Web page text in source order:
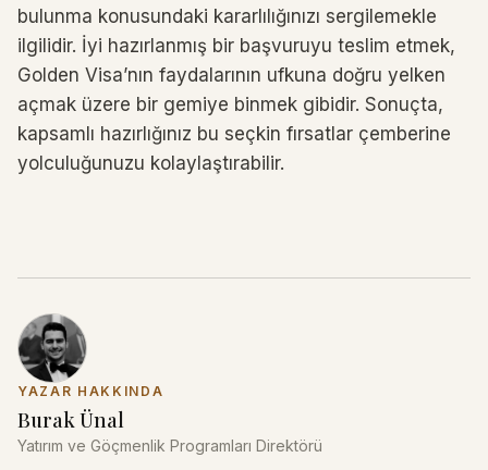
bulunma konusundaki kararlılığınızı sergilemekle
ilgilidir. İyi hazırlanmış bir başvuruyu teslim etmek,
Golden Visa’nın faydalarının ufkuna doğru yelken
açmak üzere bir gemiye binmek gibidir. Sonuçta,
kapsamlı hazırlığınız bu seçkin fırsatlar çemberine
yolculuğunuzu kolaylaştırabilir.
YAZAR HAKKINDA
Burak Ünal
Yatırım ve Göçmenlik Programları Direktörü